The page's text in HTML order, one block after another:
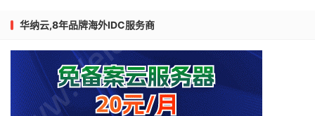
华纳云,8年品牌海外IDC服务商